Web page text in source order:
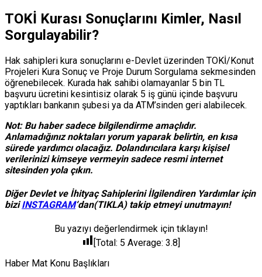
TOKİ Kurası Sonuçlarını Kimler, Nasıl
Sorgulayabilir?
Hak sahipleri kura sonuçlarını e-Devlet üzerinden TOKİ/Konut
Projeleri Kura Sonuç ve Proje Durum Sorgulama sekmesinden
öğrenebilecek. Kurada hak sahibi olamayanlar 5 bin TL
başvuru ücretini kesintisiz olarak 5 iş günü içinde başvuru
yaptıkları bankanın şubesi ya da ATM’sinden geri alabilecek.
Not: Bu haber sadece bilgilendirme amaçlıdır.
Anlamadığınız noktaları yorum yaparak belirtin, en kısa
sürede yardımcı olacağız. Dolandırıcılara karşı kişisel
verilerinizi kimseye vermeyin sadece resmi internet
sitesinden yola çıkın.
Diğer Devlet ve İhityaç Sahiplerini İlgilendiren Yardımlar için
biziINSTAGRAM‘dan(TIKLA) takip etmeyi unutmayın!
Bu yazıyı değerlendirmek için tıklayın!
[Total: 5 Average: 3.8]
Haber Mat Konu Başlıkları